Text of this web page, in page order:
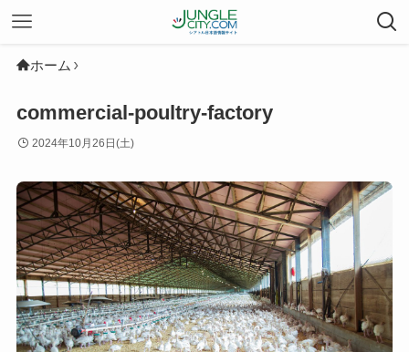
ホーム
commercial-poultry-factory
2024年10月26日(土)